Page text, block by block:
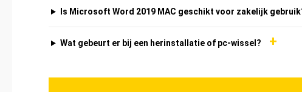
Is Microsoft Word 2019 MAC geschikt voor zakelijk
Wat gebeurt er bij een herinstallatie of pc-wissel? +